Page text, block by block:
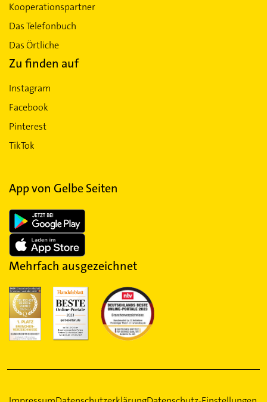
Kooperationspartner
Das Telefonbuch
Das Örtliche
Zu finden auf
Instagram
Facebook
Pinterest
TikTok
App von Gelbe Seiten
Mehrfach ausgezeichnet